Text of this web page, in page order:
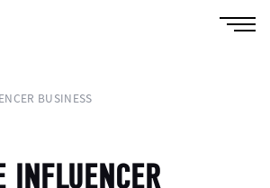
BUSINESS
INFLUENCER